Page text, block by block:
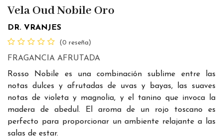
Vela Oud Nobile Oro
DR. VRANJES
(0 reseña)
FRAGANCIA AFRUTADA
Rosso Nobile es una combinación sublime entre las
notas dulces y afrutadas de uvas y bayas, las suaves
notas de violeta y magnolia, y el tanino que invoca la
madera de abedul. El aroma de un rojo toscano es
perfecto para proporcionar un ambiente relajante a las
salas de estar.